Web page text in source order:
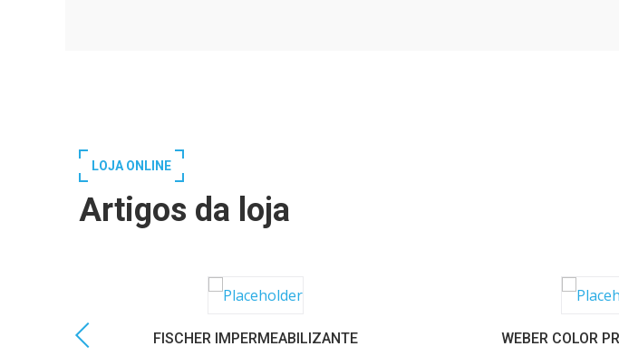
LOJA ONLINE
Artigos da loja
FISCHER IMPERMEABILIZANTE
WEBER COLOR